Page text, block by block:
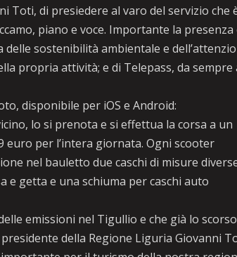
Toti, di presiedere al varo del servizio che
piano e voce. Importante la presenza
sostenibilità ambientale e
propria attività; e di Telepass, da sempre
disponibile per iOS e Android:
lo si prenota e si effettua la corsa a un
euro per l’intera giornata. Ogni scooter
nel bauletto due caschi di misure
getta e una schiuma per caschi auto
emissioni nel Tigullio e che già lo scorso
della Regione Liguria Giovanni